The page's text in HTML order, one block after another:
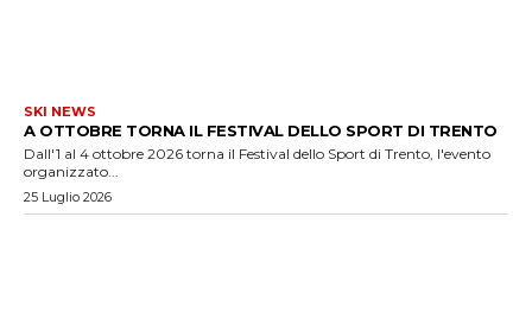
SKI NEWS
A OTTOBRE TORNA IL FESTIVAL DELLO SPORT DI TRENTO
Dall'1 al 4 ottobre 2026 torna il Festival dello Sport di Trento, l'evento
organizzato...
25 Luglio 2026